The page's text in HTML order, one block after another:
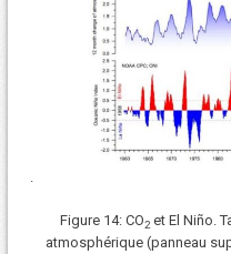
Figure 14: CO2 et El Niño.
atmosphérique (panneau